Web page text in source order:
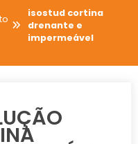
isostud cortina
drenante e
impermeável